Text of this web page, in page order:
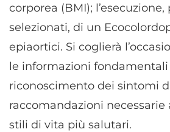
corporea (BMI); l’esecuzione,
selezionati, di un
epiaortici. Si coglierà
le informazioni
riconoscimento dei sintomi
raccomandazioni necessarie
stili di vita più salutari.